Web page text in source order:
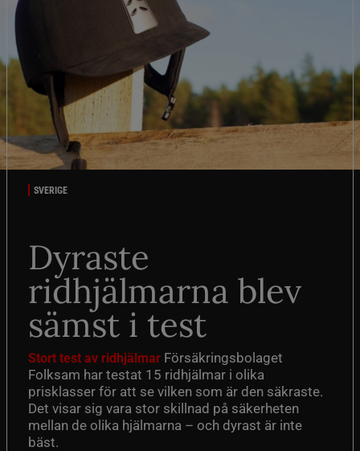
SVERIGE
Dyraste
ridhjälmarna blev
sämst i test
Stort test av ridhjälmar Försäkringsbolaget
Folksam har testat 15 ridhjälmar i olika
prisklasser för att se vilken som är den säkraste.
Det visar sig vara stor skillnad på säkerheten
mellan de olika hjälmarna – och dyrast är inte
bäst.